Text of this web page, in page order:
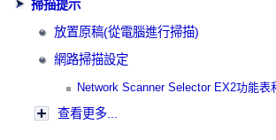
掃描提示
放置原稿(從電腦進行掃描)
網路掃描設定
Network Scanner Selector EX2功能表
查看更多...